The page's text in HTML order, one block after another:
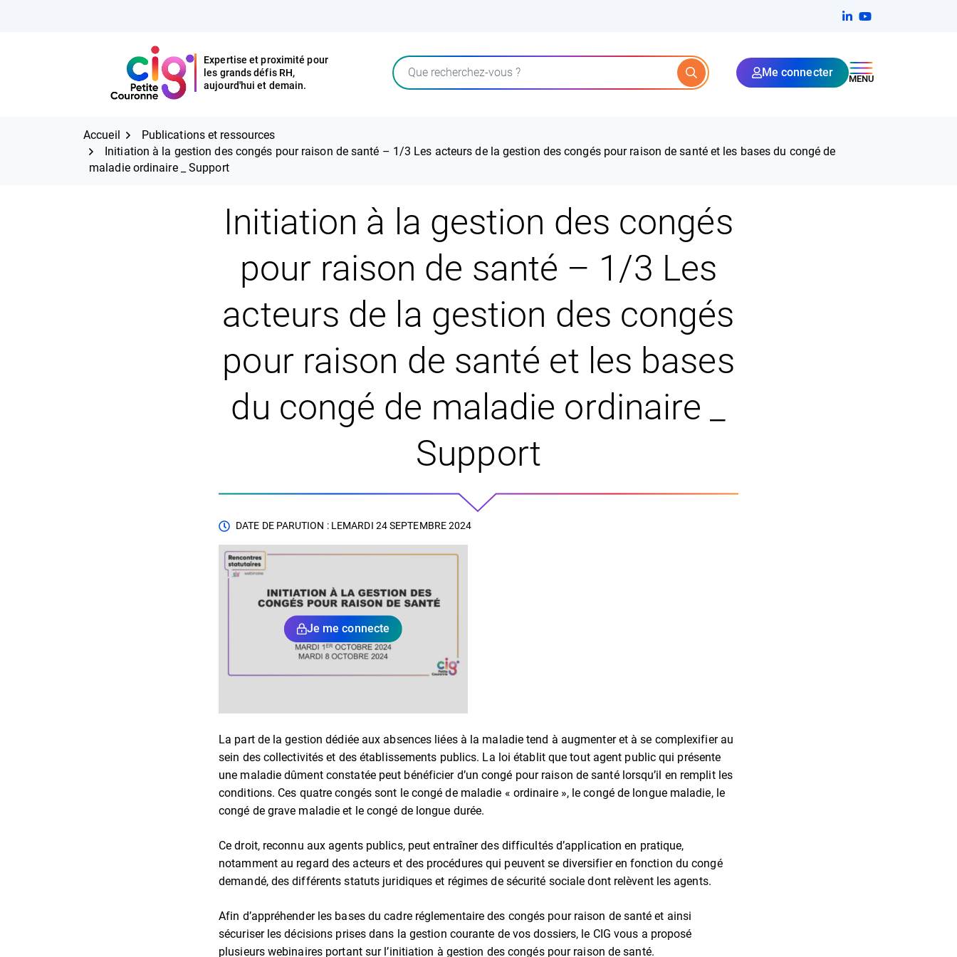
Linkedin
(ouverture dans un
YouTube
(ouverture dans
CIG Petite Couronne
Expertise et proximité pour
les grands défis RH,
aujourd'hui et demain.
Rechercher
Rechercher
Me connecter MENU
CIG Petite Couronne
Expertise et proximité pour
les grands défis RH,
aujourd'hui et demain.
Accueil
Publications et ressources
Initiation à la gestion des congés pour raison de santé – 1/3 Les acteurs de la gestion des congés pour raison de santé et les bases du congé de
maladie ordinaire _ Support
Initiation à la gestion des congés
pour raison de santé – 1/3 Les
acteurs de la gestion des congés
pour raison de santé et les bases
du congé de maladie ordinaire _
Support
DATE DE PARUTION : LEMARDI 24 SEPTEMBRE 2024
Je me connecte
La part de la gestion dédiée aux absences liées à la maladie tend à augmenter et à se complexifier au
sein des collectivités et des établissements publics. La loi établit que tout agent public qui présente
une maladie dûment constatée peut bénéficier d’un congé pour raison de santé lorsqu’il en remplit les
conditions. Ces quatre congés sont le congé de maladie « ordinaire », le congé de longue maladie, le
congé de grave maladie et le congé de longue durée.
Ce droit, reconnu aux agents publics, peut entraîner des difficultés d’application en pratique,
notamment au regard des acteurs et des procédures qui peuvent se diversifier en fonction du congé
demandé, des différents statuts juridiques et régimes de sécurité sociale dont relèvent les agents.
Afin d’appréhender les bases du cadre réglementaire des congés pour raison de santé et ainsi
sécuriser les décisions prises dans la gestion courante de vos dossiers, le CIG vous a proposé
plusieurs webinaires portant sur l’initiation à gestion des congés pour raison de santé.